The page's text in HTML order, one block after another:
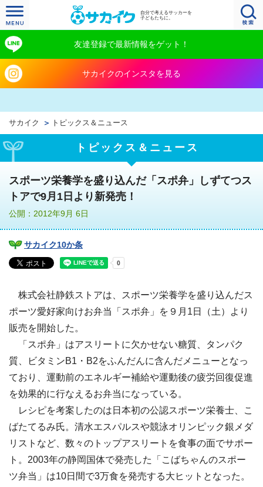
自分で考えるサッカーを
子どもたちに。
友達登録で最新情報をゲット！
サカイクのインスタを見る
サカイク トピックス＆ニュース
トピックス＆ニュース
スポーツ栄養学を盛り込んだ「スポ弁」しずてつス
トアで9月1日より新発売！
公開：2012年9月 6日
サカイク10か条
株式会社静鉄ストアは、スポーツ栄養学を盛り込んだス
ポーツ愛好家向けお弁当「スポ弁」を９月1日（土）より
販売を開始した。
「スポ弁」はアスリートに欠かせない糖質、タンパク
質、ビタミンB1・B2をふんだんに含んだメニューとなっ
ており、運動前のエネルギー補給や運動後の疲労回復促進
を効果的に行なえるお弁当になっている。
レシピを考案したのは日本初の公認スポーツ栄養士、こ
ばたてるみ氏。清水エスパルスや競泳オリンピック銀メダ
リストなど、数々のトップアスリートを食事の面でサポー
ト。2003年の静岡国体で発売した「こばちゃんのスポー
ツ弁当」は10日間で3万食を発売する大ヒットとなった。